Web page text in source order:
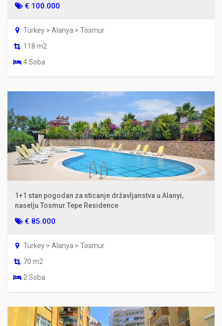
€ 100.000
Turkey > Alanya > Tosmur
118 m2
4 Soba
1+1 stan pogodan za sticanje državljanstva u Alanyi,
naselju Tosmur Tepe Residence
€ 85.000
Turkey > Alanya > Tosmur
70 m2
2 Soba